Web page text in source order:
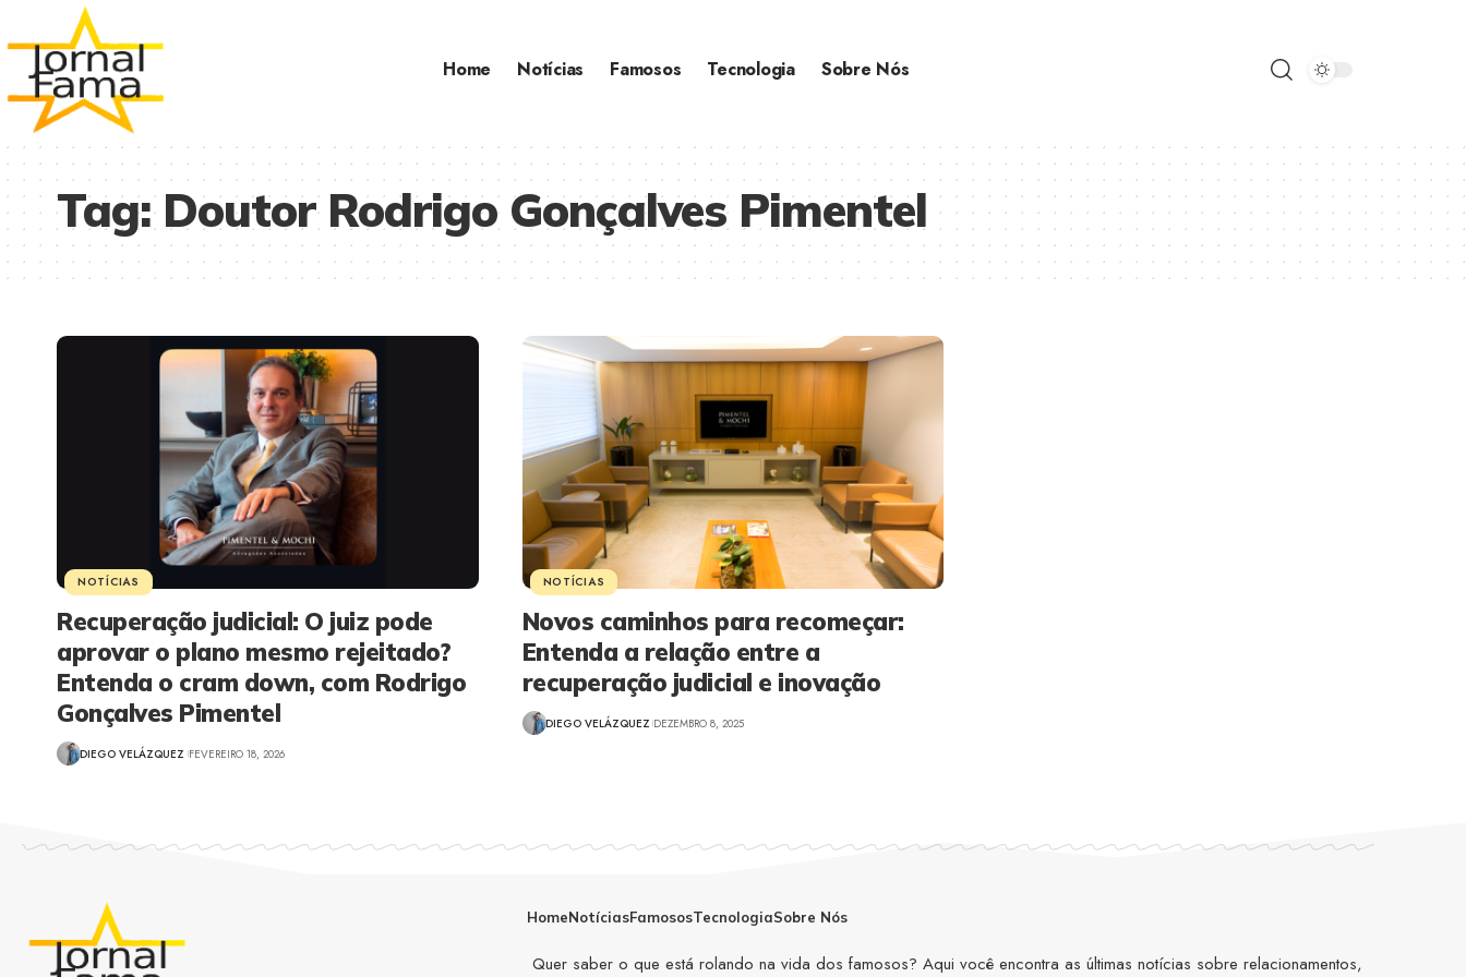
Home Notícias Famosos Tecnologia Sobre Nós
Tag:Doutor Rodrigo Gonçalves Pimentel
NOTÍCIAS
Recuperação judicial: O juiz pode
aprovar o plano mesmo rejeitado?
Entenda o cram down, com Rodrigo
Gonçalves Pimentel
DIEGO VELÁZQUEZ FEVEREIRO 18, 2026
NOTÍCIAS
Novos caminhos para recomeçar:
Entenda a relação entre a
recuperação judicial e inovação
DIEGO VELÁZQUEZ DEZEMBRO 8, 2025
HomeNotíciasFamososTecnologiaSobre Nós
Quer saber o que está rolando na vida dos famosos? Aqui você encontra as últimas notícias sobre relacionamentos,